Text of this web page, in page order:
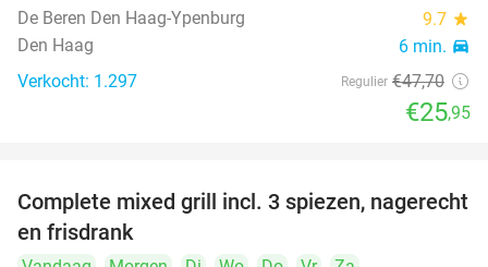
De Beren Den Haag-Ypenburg
9.7 star
Den Haag 6 min. directions_car
Verkocht: 1.297 Regulier €47,70
€25,95
34%
Complete mixed grill incl. 3 spiezen, nagerecht
en frisdrank